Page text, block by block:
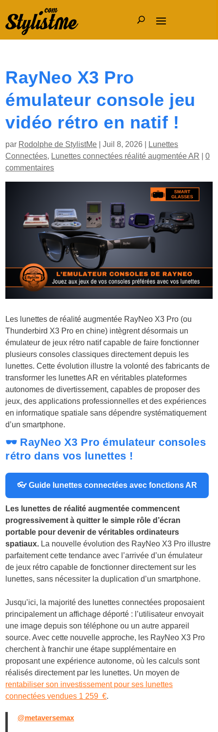
RayNeo X3 Pro
émulateur console jeu
vidéo rétro en natif !
par Rodolphe de StylistMe |Juil 8, 2026
Lunettes
Connectées, Lunettes connectées réalité augmentée AR |0
commentaires
Les lunettes de réalité augmentée RayNeo X3 Pro (ou
Thunderbird X3 Pro en chine) intègrent désormais un
émulateur de jeux rétro natif capable de faire fonctionner
plusieurs consoles classiques directement depuis les
lunettes. Cette évolution illustre la volonté des fabricants de
transformer les lunettes AR en véritables plateformes
autonomes de divertissement, capables de proposer des
jeux, des applications professionnelles et des expériences
en informatique spatiale sans dépendre systématiquement
d’un smartphone.
🕶️ RayNeo X3 Pro émulateur consoles
rétro dans vos lunettes !
👓 Guide lunettes connectées avec fonctions AR
Les lunettes de réalité augmentée commencent
progressivement à quitter le simple rôle d’écran
portable pour devenir de véritables ordinateurs
spatiaux. La nouvelle évolution des RayNeo X3 Pro illustre
parfaitement cette tendance avec l’arrivée d’un émulateur
de jeux rétro capable de fonctionner directement sur les
lunettes, sans nécessiter la duplication d’un smartphone.
Jusqu’ici, la majorité des lunettes connectées proposaient
principalement un affichage déporté : l’utilisateur envoyait
une image depuis son téléphone ou un autre appareil
source. Avec cette nouvelle approche, les RayNeo X3 Pro
cherchent à franchir une étape supplémentaire en
proposant une expérience autonome, où les calculs sont
réalisés directement par les lunettes. Un moyen de
rentabiliser son investissement pour ses lunettes
connectées vendues 1 259 €.
@metaversemax